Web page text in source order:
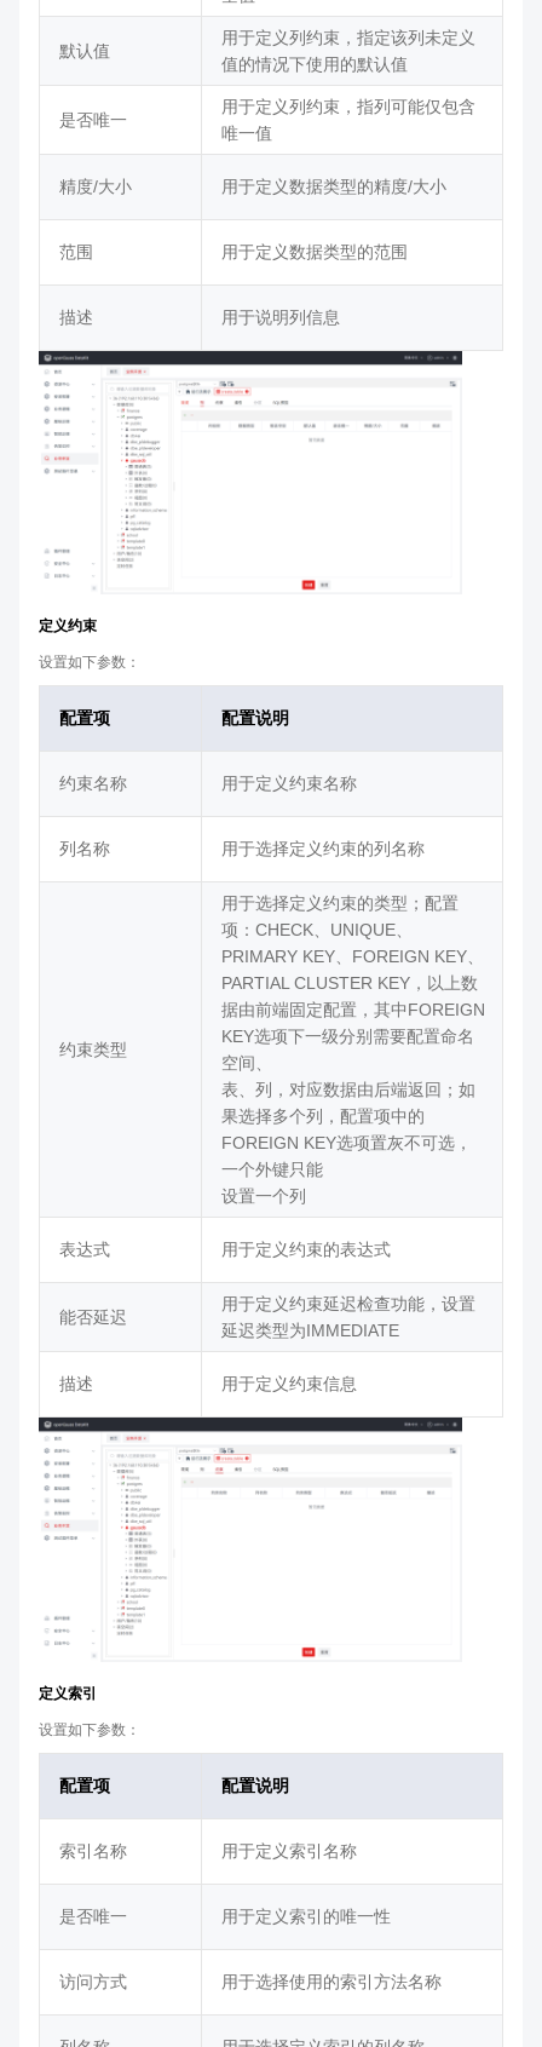
默认值
用于定义列约束，指定该列未定义
值的情况下使用的默认值
是否唯一
用于定义列约束，指列可能仅包含
唯一值
精度/大小 用于定义数据类型的精度/大小
范围 用于定义数据类型的范围
描述 用于说明列信息
定义约束
设置如下参数：
配置项 配置说明
约束名称 用于定义约束名称
列名称 用于选择定义约束的列名称
约束类型
用于选择定义约束的类型；配置
项：CHECK、UNIQUE、
PRIMARY KEY、FOREIGN KEY、
PARTIAL CLUSTER KEY，以上数
据由前端固定配置，其中FOREIGN
KEY选项下一级分别需要配置命名
空间、
表、列，对应数据由后端返回；如
果选择多个列，配置项中的
FOREIGN KEY选项置灰不可选，
一个外键只能
设置一个列
表达式 用于定义约束的表达式
能否延迟
用于定义约束延迟检查功能，设置
延迟类型为IMMEDIATE
描述 用于定义约束信息
定义索引
设置如下参数：
配置项 配置说明
索引名称 用于定义索引名称
是否唯一 用于定义索引的唯一性
访问方式 用于选择使用的索引方法名称